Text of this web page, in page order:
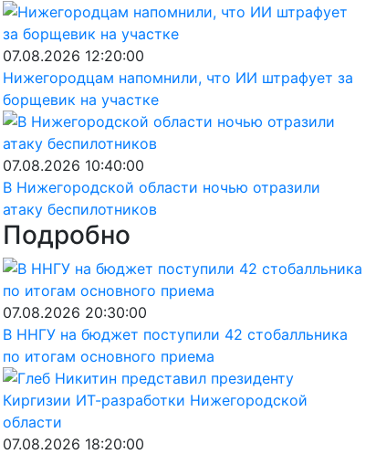
07.08.2026 12:20:00
Нижегородцам напомнили, что ИИ штрафует за
борщевик на участке
07.08.2026 10:40:00
В Нижегородской области ночью отразили
атаку беспилотников
Подробно
07.08.2026 20:30:00
В ННГУ на бюджет поступили 42 стобалльника
по итогам основного приема
07.08.2026 18:20:00